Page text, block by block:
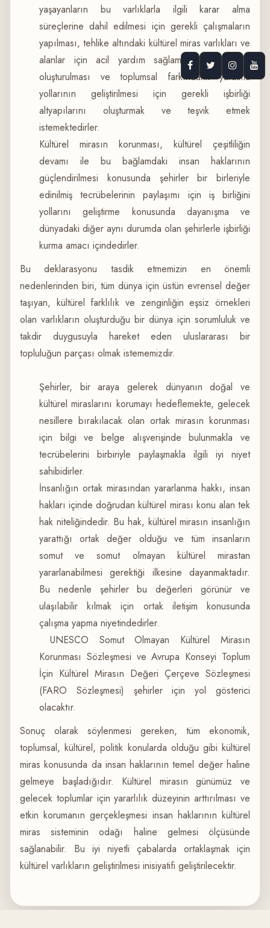
yaşayanların bu varlıklarla ilgili karar alma
süreçlerine dahil edilmesi için gerekli çalışmaların
yapılması, tehlike altındaki kültürel miras varlıkları ve
alanlar için acil yardım sağlama çalışmalarının
oluşturulması ve toplumsal farkındalık yaratma
yollarının geliştirilmesi için gerekli işbirliği
altyapılarını oluşturmak ve teşvik etmek
istemektedirler.
Kültürel mirasın korunması, kültürel çeşitliliğin
devamı ile bu bağlamdaki insan haklarının
güçlendirilmesi konusunda şehirler bir birleriyle
edinilmiş tecrübelerinin paylaşımı için iş birliğini
yollarını geliştirme konusunda dayanışma ve
dünyadaki diğer aynı durumda olan şehirlerle işbirliği
kurma amacı içindedirler.
Bu deklarasyonu tasdik etmemizin en önemli
nedenlerinden biri, tüm dünya için üstün evrensel değer
taşıyan, kültürel farklılık ve zenginliğin eşsiz örnekleri
olan varlıkların oluşturduğu bir dünya için sorumluluk ve
takdir duygusuyla hareket eden uluslararası bir
topluluğun parçası olmak istememizdir.
Şehirler, bir araya gelerek dünyanın doğal ve
kültürel miraslarını korumayı hedeflemekte, gelecek
nesillere bırakılacak olan ortak mirasın korunması
için bilgi ve belge alışverişinde bulunmakla ve
tecrübelerini birbiriyle paylaşmakla ilgili iyi niyet
sahibidirler.
İnsanlığın ortak mirasından yararlanma hakkı, insan
hakları içinde doğrudan kültürel mirası konu alan tek
hak niteliğindedir. Bu hak, kültürel mirasın insanlığın
yarattığı ortak değer olduğu ve tüm insanların
somut ve somut olmayan kültürel mirastan
yararlanabilmesi gerektiği ilkesine dayanmaktadır.
Bu nedenle şehirler bu değerleri görünür ve
ulaşılabilir kılmak için ortak iletişim konusunda
çalışma yapma niyetindedirler.
UNESCO Somut Olmayan Kültürel Mirasın
Korunması Sözleşmesi ve Avrupa Konseyi Toplum
İçin Kültürel Mirasın Değeri Çerçeve Sözleşmesi
(FARO Sözleşmesi) şehirler için yol gösterici
olacaktır.
Sonuç olarak söylenmesi gereken, tüm ekonomik,
toplumsal, kültürel, politik konularda olduğu gibi kültürel
miras konusunda da insan haklarının temel değer haline
gelmeye başladığıdır. Kültürel mirasın günümüz ve
gelecek toplumlar için yararlılık düzeyinin arttırılması ve
etkin korumanın gerçekleşmesi insan haklarının kültürel
miras sisteminin odağı haline gelmesi ölçüsünde
sağlanabilir. Bu iyi niyetli çabalarda ortaklaşmak için
kültürel varlıkların geliştirilmesi inisiyatifi geliştirilecektir.